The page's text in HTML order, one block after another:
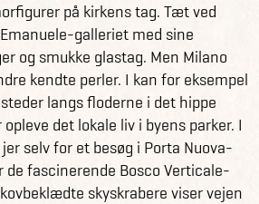
på kirkens tag. Tæt ved
galleriet med sine
og smukke glastag. Men Milano
kendte perler. I kan for eksempel
langs floderne i det hippe
det lokale liv i byens parker. I
selv for et besøg i Porta Nuova-
de fascinerende Bosco Verticale-
skyskrabere viser vejen